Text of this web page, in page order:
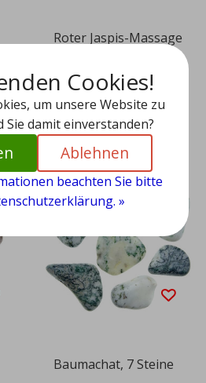
Roter Jaspis-Massage
EUR 9,95 EUR 14,95
Ansehen
Baumachat, 7 Steine
Cookies!
um unsere Website zu
Sie damit einverstanden?
Ablehnen
beachten Sie bitte
»